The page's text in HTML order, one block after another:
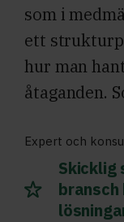
som i
ett
hur man
åtaganden.
Expert och
Skicklig